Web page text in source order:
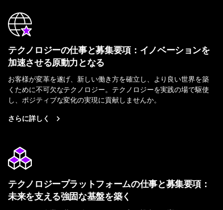
テクノロジーの仕事と募集要項：イノベーションを
加速させる原動力となる
お客様が変革を遂げ、新しい働き方を確立し、より良い世界を築
くために不可欠なテクノロジー。テクノロジーを実践の場で駆使
し、ポジティブな変化の実現に貢献しませんか。
さらに詳しく
テクノロジープラットフォームの仕事と募集要項：
未来を支える強固な基盤を築く